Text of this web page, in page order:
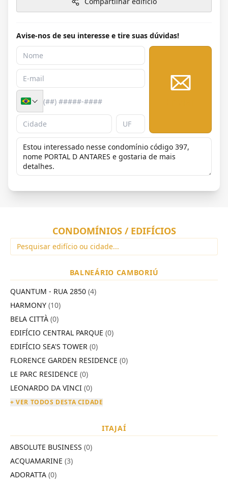
Avise-nos de seu interesse e tire suas dúvidas!
CONDOMÍNIOS / EDIFÍCIOS
BALNEÁRIO CAMBORIÚ
QUANTUM - RUA 2850 (4)
HARMONY (10)
BELA CITTÀ (0)
EDIFÍCIO CENTRAL PARQUE (0)
EDIFÍCIO SEA'S TOWER (0)
FLORENCE GARDEN RESIDENCE (0)
LE PARC RESIDENCE (0)
LEONARDO DA VINCI (0)
+ VER TODOS DESTA CIDADE
ITAJAÍ
ABSOLUTE BUSINESS (0)
ACQUAMARINE (3)
ADORATTA (0)